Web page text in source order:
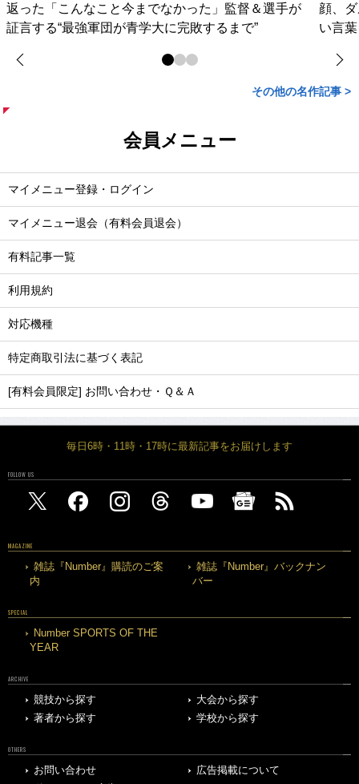
返った「こんなこと今までなかった」監督＆選手が
証言する“最強軍団が青学大に完敗するまで”
顔、
い言
その他の名作記事 >
会員メニュー
マイメニュー登録・ログイン
マイメニュー退会（有料会員退会）
有料記事一覧
利用規約
対応機種
特定商取引法に基づく表記
[有料会員限定] お問い合わせ・Ｑ＆Ａ
毎日6時・11時・17時に最新記事をお届けします
FOLLOW US
MAGAZINE
雑誌『Number』購読のご案
内
雑誌『Number』バックナン
バー
SPECIAL
Number SPORTS OF THE
YEAR
ARCHIVE
競技から探す
大会から探す
著者から探す
学校から探す
OTHERS
お問い合わせ
広告掲載について